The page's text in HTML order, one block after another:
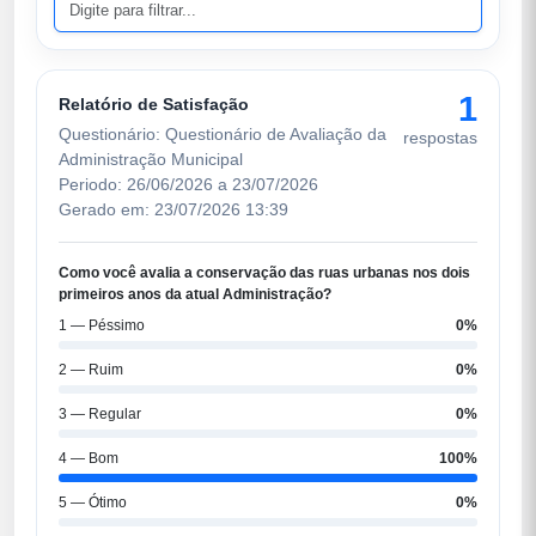
Relatório de Satisfação
Questionário: Questionário de Avaliação da
Administração Municipal
Periodo: 26/06/2026 a 23/07/2026
Gerado em: 23/07/2026 13:39
1
respostas
Como você avalia a conservação das ruas urbanas nos dois
primeiros anos da atual Administração?
1 — Péssimo
0%
2 — Ruim 0%
3 — Regular 0%
4 — Bom 100%
5 — Ótimo 0%